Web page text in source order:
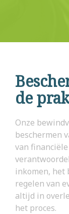
de
Onze
beschermen
van
inkomen, het
regelen van
altijd in
het proces.